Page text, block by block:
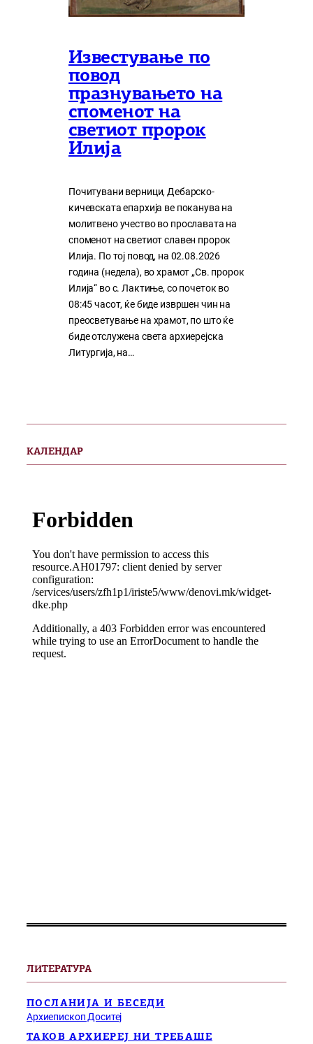
Известување по
повод
празнувањето на
споменот на
светиот пророк
Илија
Почитувани верници, Дебарско-
кичевската епархија ве поканува на
молитвено учество во прославата на
споменот на светиот славен пророк
Илија. По тој повод, на 02.08.2026
година (недела), во храмот „Св. пророк
Илија“ во с. Лактиње, со почеток во
08:45 часот, ќе биде извршен чин на
преосветување на храмот, по што ќе
биде отслужена света архиерејска
Литургија, на…
КАЛЕНДАР
ЛИТЕРАТУРА
ПОСЛАНИЈА И БЕСЕДИ
Архиепископ Доситеј
ТАКОВ АРХИЕРЕЈ НИ ТРЕБАШЕ